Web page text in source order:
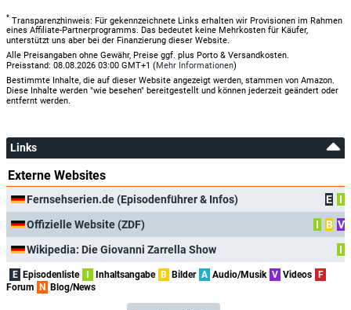
* Transparenzhinweis: Für gekennzeichnete Links erhalten wir Provisionen im Rahmen
eines Affiliate-Partnerprogramms. Das bedeutet keine Mehrkosten für Käufer,
unterstützt uns aber bei der Finanzierung dieser Website.
Alle Preisangaben ohne Gewähr, Preise ggf. plus Porto & Versandkosten.
Preisstand: 08.08.2026 03:00 GMT+1 (Mehr Informationen)
Bestimmte Inhalte, die auf dieser Website angezeigt werden, stammen von Amazon.
Diese Inhalte werden "wie besehen" bereitgestellt und können jederzeit geändert oder
entfernt werden.
Links
Externe Websites
Fernsehserien.de (Episodenführer & Infos) E
I
Offizielle Website (ZDF)
I B V
Wikipedia: Die Giovanni Zarrella Show
I
E Episodenliste Inhaltsangabe B Bilder A Audio/Musik V Videos
F
Forum
N Blog/News